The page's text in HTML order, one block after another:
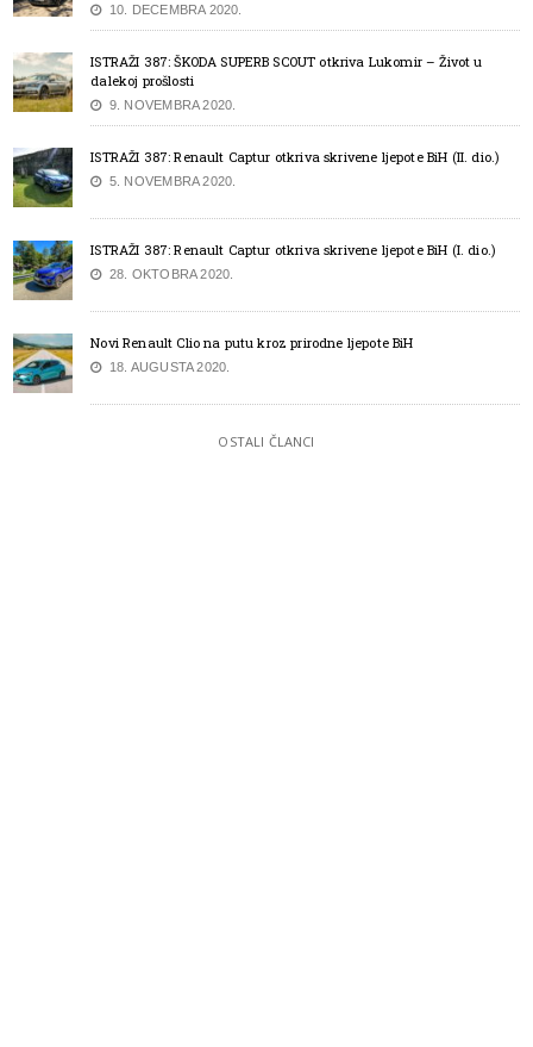
10. DECEMBRA 2020.
ISTRAŽI 387: ŠKODA SUPERB SCOUT otkriva Lukomir – Život u
dalekoj prošlosti
9. NOVEMBRA 2020.
ISTRAŽI 387: Renault Captur otkriva skrivene ljepote BiH (II. dio.)
5. NOVEMBRA 2020.
ISTRAŽI 387: Renault Captur otkriva skrivene ljepote BiH (I. dio.)
28. OKTOBRA 2020.
Novi Renault Clio na putu kroz prirodne ljepote BiH
18. AUGUSTA 2020.
OSTALI ČLANCI